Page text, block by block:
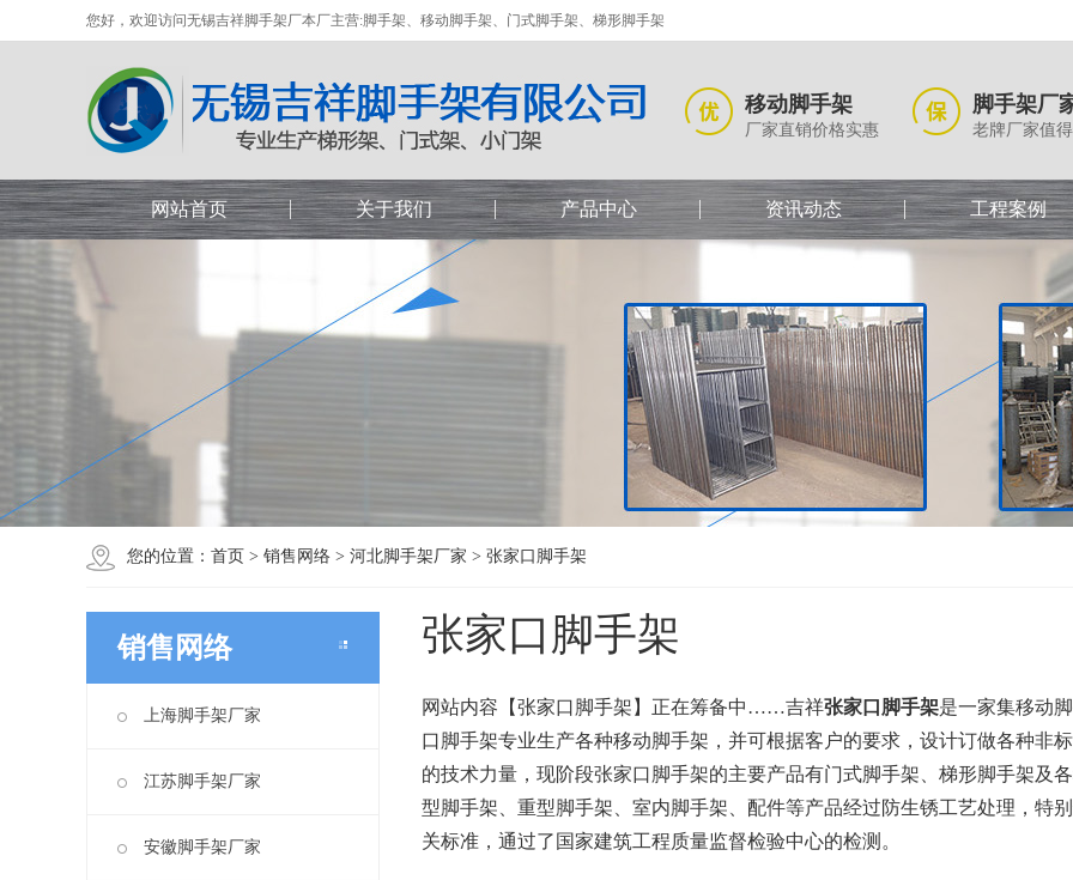
您好，欢迎访问无锡吉祥脚手架厂本厂主营:脚手架、移动脚手架、门式脚手架、梯形脚手架
移动脚手架
厂家直销价格实惠
脚手架厂
老牌厂家值
网站首页 关于我们 产品中心 资讯动态 工程案例
您的位置： 首页 > 销售网络 > 河北脚手架厂家 > 张家口脚手架
销售网络
上海脚手架厂家
江苏脚手架厂家
安徽脚手架厂家
张家口脚手架
网站内容【张家口脚手架】正在筹备中……吉祥张家口脚手架是一家集移动
口脚手架专业生产各种移动脚手架，并可根据客户的要求，设计订做各种非
的技术力量，现阶段张家口脚手架的主要产品有门式脚手架、梯形脚手架及
型脚手架、重型脚手架、室内脚手架、配件等产品经过防生锈工艺处理，特
关标准，通过了国家建筑工程质量监督检验中心的检测。